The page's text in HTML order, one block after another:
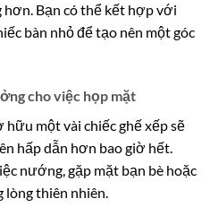
hơn. Bạn có thể kết hợp với
bàn nhỏ để tạo nên một góc
cho việc họp mặt
hữu một vài chiếc ghế xếp sẽ
hấp dẫn hơn bao giờ hết.
nướng, gặp mặt bạn bè hoặc
lòng thiên nhiên.